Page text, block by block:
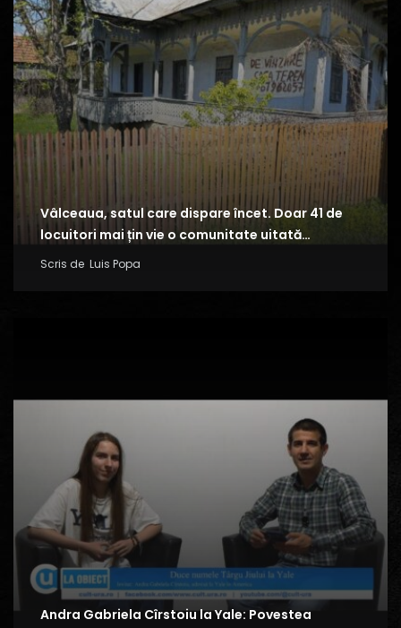
Vâlceaua, satul care dispare încet. Doar 41 de
locuitori mai țin vie o comunitate uitată…
Scris de Luis Popa
Andra Gabriela Cîrstoiu la Yale: Povestea